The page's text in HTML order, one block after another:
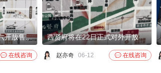
京能:西贤府6.22本周六开放售楼处了，欢迎各位
 在线咨询
西贤府将在22日正式对外开放
赵亦奇 06-12  在线咨询